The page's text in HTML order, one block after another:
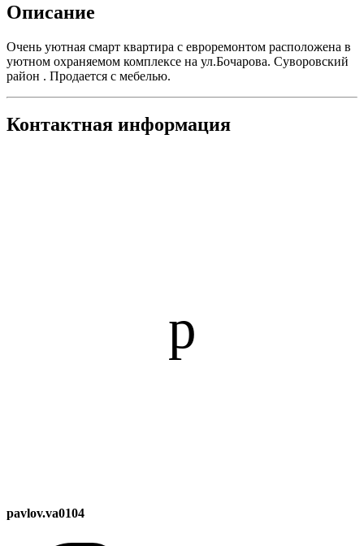
Описание
Очень уютная смарт квартира с евроремонтом расположена в
уютном охраняемом комплексе на ул.Бочарова. Суворовский
район . Продается с мебелью.
Контактная информация
p
pavlov.va0104